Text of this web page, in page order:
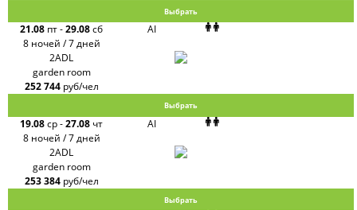
Выбрать
21.08 пт-29.08сб
8 ночей / 7 дней
AI
2ADL
garden room
252 744 руб/чел
Выбрать
19.08ср-27.08 чт
8 ночей / 7 дней
AI
2ADL
garden room
253 384 руб/чел
Выбрать